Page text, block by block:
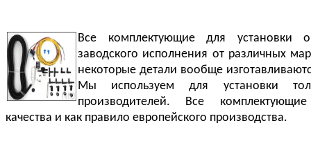
Все комплектующие для установки
заводского исполнения от различных
некоторые детали вообще
Мы используем для установки
производителей. Все комплектующие
качества и как правило европейского производства.